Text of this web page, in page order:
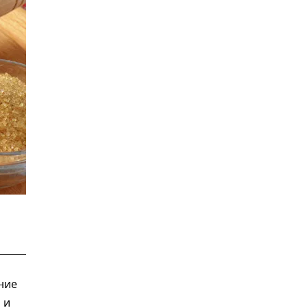
и